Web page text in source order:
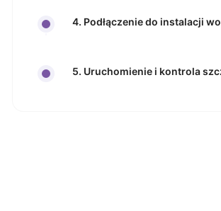
4. Podłączenie do instalacji
5. Uruchomienie i kontrola